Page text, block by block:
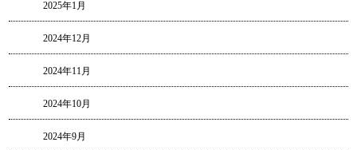
2025年1月
2024年12月
2024年11月
2024年10月
2024年9月